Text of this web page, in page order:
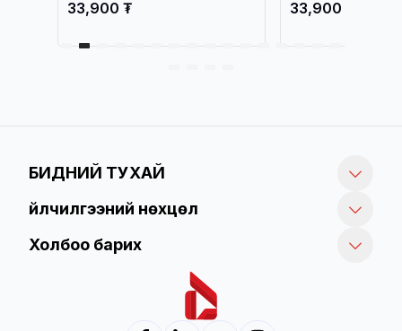
33,900 ₮ 33,900 ₮
БИДНИЙ ТУХАЙ
Үйлчилгээний нөхцөл
Холбоо барих